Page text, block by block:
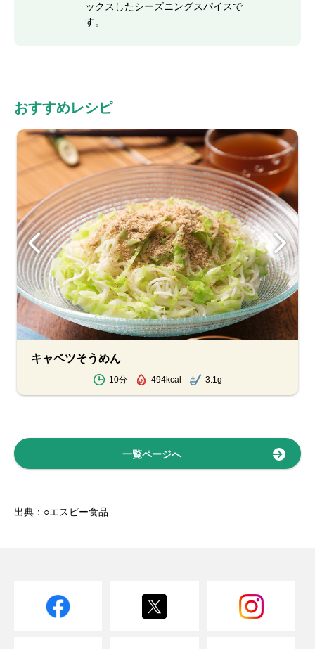
ックスしたシーズニングスパイスで
す。
おすすめレシピ
キャベツそうめん
10分 494kcal 3.1g
一覧ページへ
出典：○エスビー食品